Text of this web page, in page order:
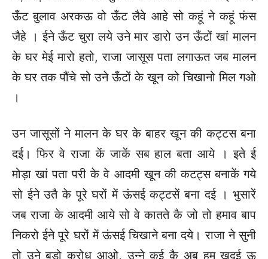
ऊँट बुलाव अरकऊ वो ऊँट लैवे आहे सो कहूं ने कहूं फंस
जैहे । ईने ऊँट चुरा लये उने मार डारो उन ऊँटों खां मालन
के घर मेई मारो हतो, राजा जासूस पता लगाऊत जब मालन
के घर तक पौंचे सो उने ऊँटों के खून को चिखानो मिल गओ
।
उन जासूसों ने मालन के घर के बाहर खून की कट्टस बना
दई। फिर वे राजा कें जाकें सब हाल बता आये । इते ई
मोड़ा खां पता परी के वे आदमी खून की कटट्स बनाकें गये
सो ईने उतै के पूरे घरों में ऊंसई कट्टसें बना दई । भुसारें
जब राजा के आदमी आये सो वे कातते कै जो तो हमाव बाप
निकरो ईने पूरे घरों में ऊंसई चिखाने बना दये। राजा ने सुनी
तो उने बड़ो क्रोध आओ, उन्ने कई कै अब हम खुदई ऊ